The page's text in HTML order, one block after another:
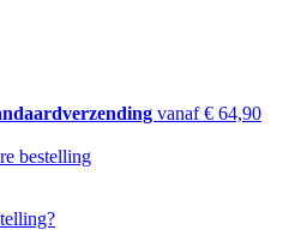
vanaf € 64,90
bestelling